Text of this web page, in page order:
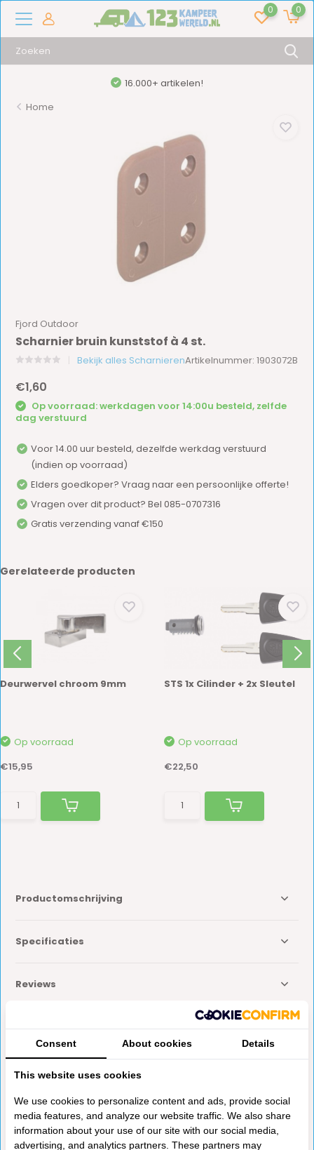
0 0
16.000+ artikelen!
Home
Fjord Outdoor
Scharnier bruin kunststof à 4 st.
Bekijk alles ScharnierenArtikelnummer: 1903072B
€1,60
Op voorraad: werkdagen voor 14:00u besteld, zelfde
dag verstuurd
Voor 14.00 uur besteld, dezelfde werkdag verstuurd
(indien op voorraad)
Elders goedkoper? Vraag naar een persoonlijke offerte!
Vragen over dit product? Bel 085-0707316
Gratis verzending vanaf €150
Gerelateerde producten
Deurwervel chroom 9mm
Op voorraad
€15,95
STS 1x Cilinder + 2x Sleutel
Op voorraad
€22,50
Productomschrijving
Specificaties
Reviews
Delen
Consent About cookies Details
This website uses cookies
We use cookies to personalize content and ads, provide social
media features, and analyze our website traffic. We also share
information about your use of our site with our social media,
advertising, and analytics partners. These partners may